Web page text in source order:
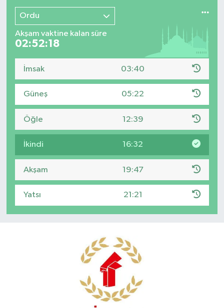
Ordu
Akşam vaktine kalan süre
02:52:17
İmsak 03:40
Güneş 05:22
Öğle 12:39
İkindi 16:32
Akşam 19:47
Yatsı 21:21